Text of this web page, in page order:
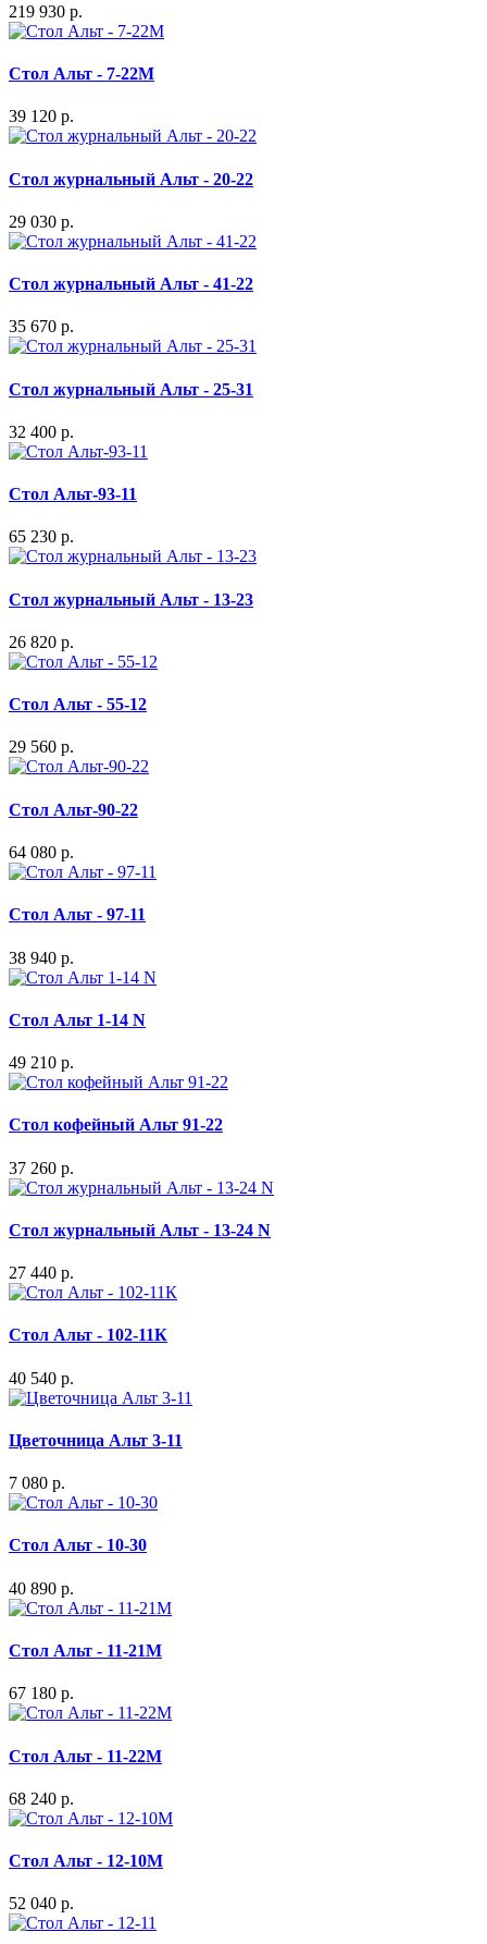
219 930 р.
Стол Альт - 7-22M
39 120 р.
Стол журнальный Альт - 20-22
29 030 р.
Стол журнальный Альт - 41-22
35 670 р.
Стол журнальный Альт - 25-31
32 400 р.
Стол Альт-93-11
65 230 р.
Стол журнальный Альт - 13-23
26 820 р.
Стол Альт - 55-12
29 560 р.
Стол Альт-90-22
64 080 р.
Стол Альт - 97-11
38 940 р.
Стол Альт 1-14 N
49 210 р.
Стол кофейный Альт 91-22
37 260 р.
Стол журнальный Альт - 13-24 N
27 440 р.
Стол Альт - 102-11К
40 540 р.
Цветочница Альт 3-11
7 080 р.
Стол Альт - 10-30
40 890 р.
Стол Альт - 11-21М
67 180 р.
Стол Альт - 11-22М
68 240 р.
Стол Альт - 12-10М
52 040 р.